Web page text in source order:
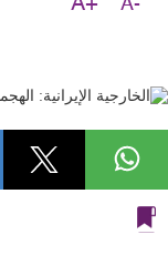
A-
A+